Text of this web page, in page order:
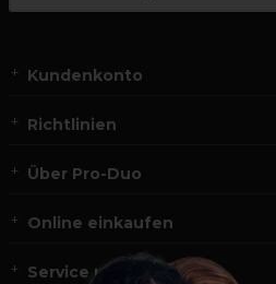
Kundenkonto
Richtlinien
Über Pro-Duo
Online einkaufen
Service und Kontakt